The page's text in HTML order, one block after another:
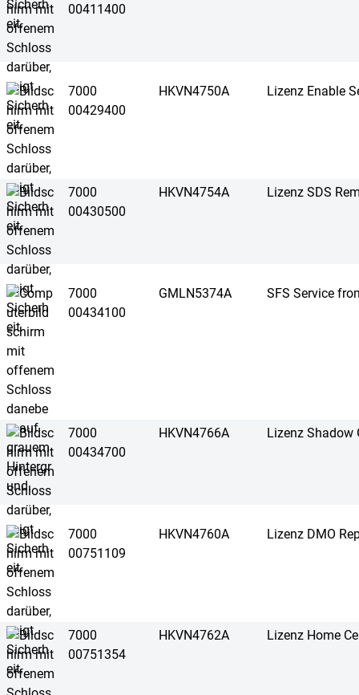
00411400
7000
00429400
HKVN4750A Lizenz Enable
7000
00430500
HKVN4754A Lizenz SDS
7000
00434100
GMLN5374A SFS Service
7000
00434700
HKVN4766A Lizenz Shadow
7000
00751109
HKVN4760A Lizenz DMO
7000
00751354
HKVN4762A Lizenz Home